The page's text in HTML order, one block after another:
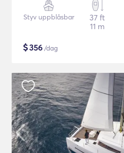
Styv uppblåsbar
37 ft
11 m
$356 /dag